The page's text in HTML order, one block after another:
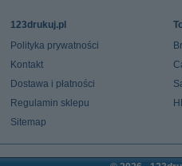
123drukuj.pl
Polityka prywatności
Kontakt
Dostawa i płatności
Regulamin sklepu
Sitemap